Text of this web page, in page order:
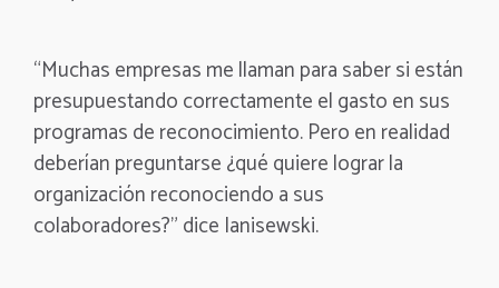
“Muchas empresas me llaman para saber si están
presupuestando correctamente el gasto en sus
programas de reconocimiento. Pero en realidad
deberían preguntarse ¿qué quiere lograr la
organización reconociendo a sus
colaboradores?” dice Ianisewski.